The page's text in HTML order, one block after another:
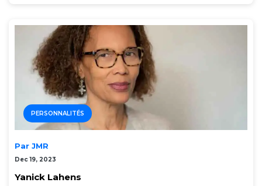
PERSONNALITÉS
Par JMR
Dec 19, 2023
Yanick Lahens